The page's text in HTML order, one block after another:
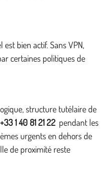
bien actif. Sans VPN,
certaines politiques de
structure tutélaire de
+33 1 40 81 21 22 pendant les
urgents en dehors de
de proximité reste